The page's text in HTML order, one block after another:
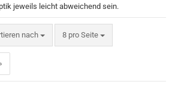
jeweils leicht abweichend sein.
nach
nach 8 pro Seite
pro Seite